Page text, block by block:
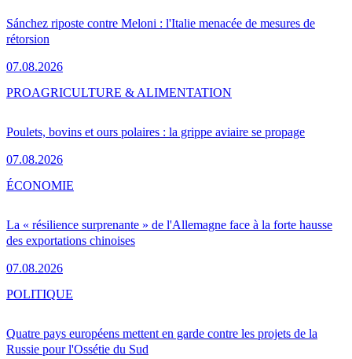
Sánchez riposte contre Meloni : l'Italie menacée de mesures de
rétorsion
07.08.2026
Poulets, bovins et ours polaires : la grippe aviaire se propage
07.08.2026
PROAGRICULTURE & ALIMENTATION
La « résilience surprenante » de l'Allemagne face à la forte hausse
des exportations chinoises
07.08.2026
ÉCONOMIE
Quatre pays européens mettent en garde contre les projets de la
Russie pour l'Ossétie du Sud
POLITIQUE